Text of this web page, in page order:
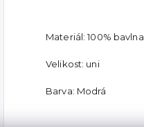
Materiál: 100% bavlna
Velikost: uni
Barva: Modrá